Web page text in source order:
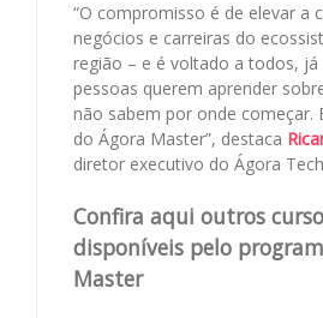
“O compromisso é de elevar a
negócios e carreiras do
região – e é voltado a todos, já
pessoas querem aprender
não sabem por onde começar.
do Ágora Master”, destaca
diretor executivo do Ágora
Confira aqui outros
disponíveis pelo
Master